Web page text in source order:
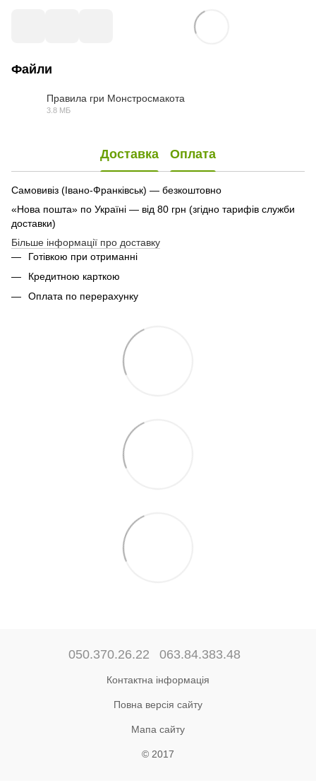
Файли
Правила гри Монстросмакота
3.8 МБ
Доставка Оплата
Самовивіз (Івано-Франківськ) — безкоштовно
«Нова пошта» по Україні — від 80 грн (згідно тарифів служби
доставки)
Більше інформації про доставку
Готівкою при отриманні
Кредитною карткою
Оплата по перерахунку
050.370.26.22 063.84.383.48
Контактна інформація
Повна версія сайту
Мапа сайту
© 2017